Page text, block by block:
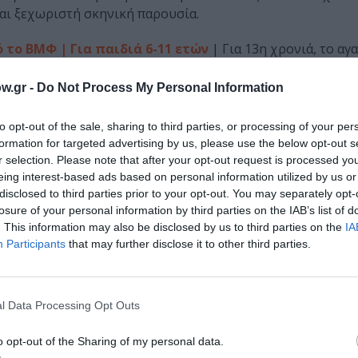
- Do Not Process My Personal Information
opt-out of the sale, sharing to third parties, or processing of your
for targeted advertising by us, please use the below opt-out
selection. Please note that after your opt-out request is processed
interest-based ads based on personal information utilized by us
to third parties prior to your opt-out. You may separately
of your personal information by third parties on the IAB’s list of
This information may also be disclosed by us to third parties on the
Participants that may further disclose it to other third parties.
Data Processing Opt Outs
opt-out of the Sharing of my personal data.
ξεχωριστή σκηνική παρουσία.
το ΒΜΦ | Για παιδιά 6-11 ετών | Για 13η χρονιά, το
επιστρέφει με τέσσερις θεματικές εβδομάδες
εργαστήρια STEAM, εικαστικά, χορό, γρίφους
σε φανταστικούς κόσμους και ανακαλύπτουν με τον
εργοστασίου φωταερίου.
hip hop στηρίζει τα άτομα με Σκλήρυνση Κατά
καταξιωμένους εκπροσώπους της ελληνικής hip hop
των ατόμων που ζουν με Σκλήρυνση Κατά Πλάκας.
ένα ισχυρό μήνυμα ευαισθητοποίησης, ισότητας και
Ρίζες επιστρέφουν για ένα διήμερο γλέντι
των Άγγελων του Τσιτσάνη, Πάλκο, Ζυγιά Αλάι,
Μάρθας Φριντζήλα & the Kubara
χορό, τραγούδι και μουσικά ταξίδια που ενώνουν
διασκέδασης.